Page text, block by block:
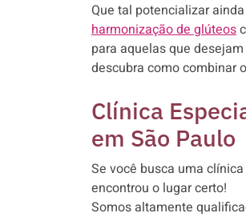
Que tal potencializar
harmonização de glúteos
para aquelas que
descubra como combinar
Clínica
em São Paulo
Se você busca uma
encontrou o lugar certo!
Somos altamente